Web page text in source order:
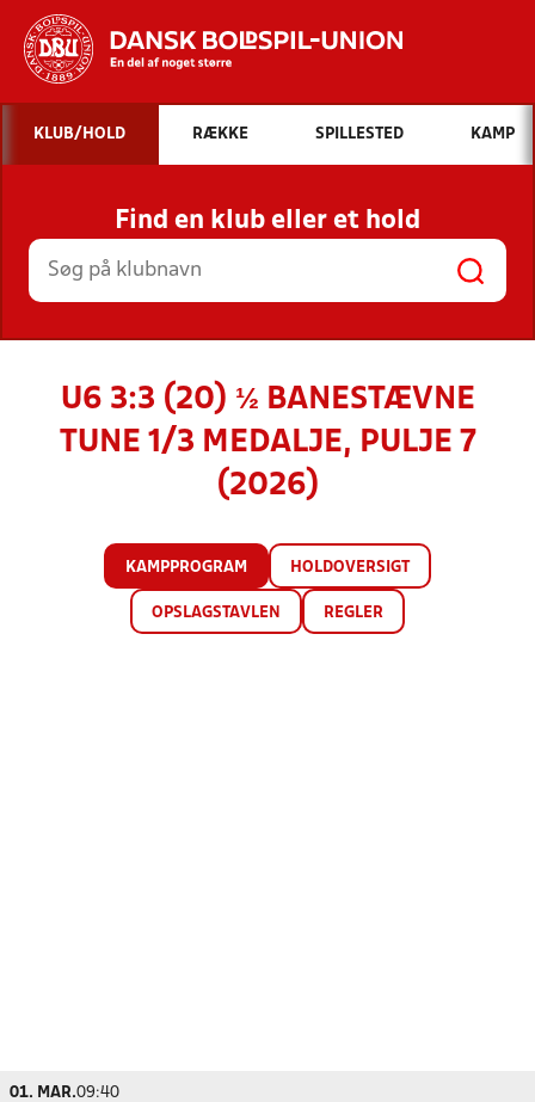
Hvad vil du søge efter?
INDHOLD OG NYHEDER
STILLINGER, RESULTATER, KLUBBER OG
HOLD
KLUB/HOLD RÆKKE SPILLESTED KAMP
Find en klub eller et hold
U6 3:3 (20) ½ BANESTÆVNE
TUNE 1/3 MEDALJE, PULJE 7
(2026)
KAMPPROGRAM HOLDOVERSIGT
OPSLAGSTAVLEN REGLER
01. MAR.09:40